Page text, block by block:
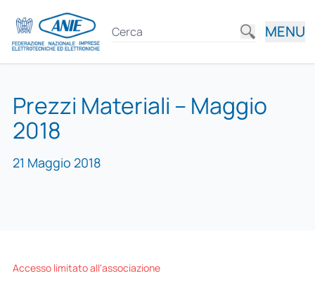
MENU
Prezzi Materiali – Maggio
2018
21 Maggio 2018
Accesso limitato all'associazione